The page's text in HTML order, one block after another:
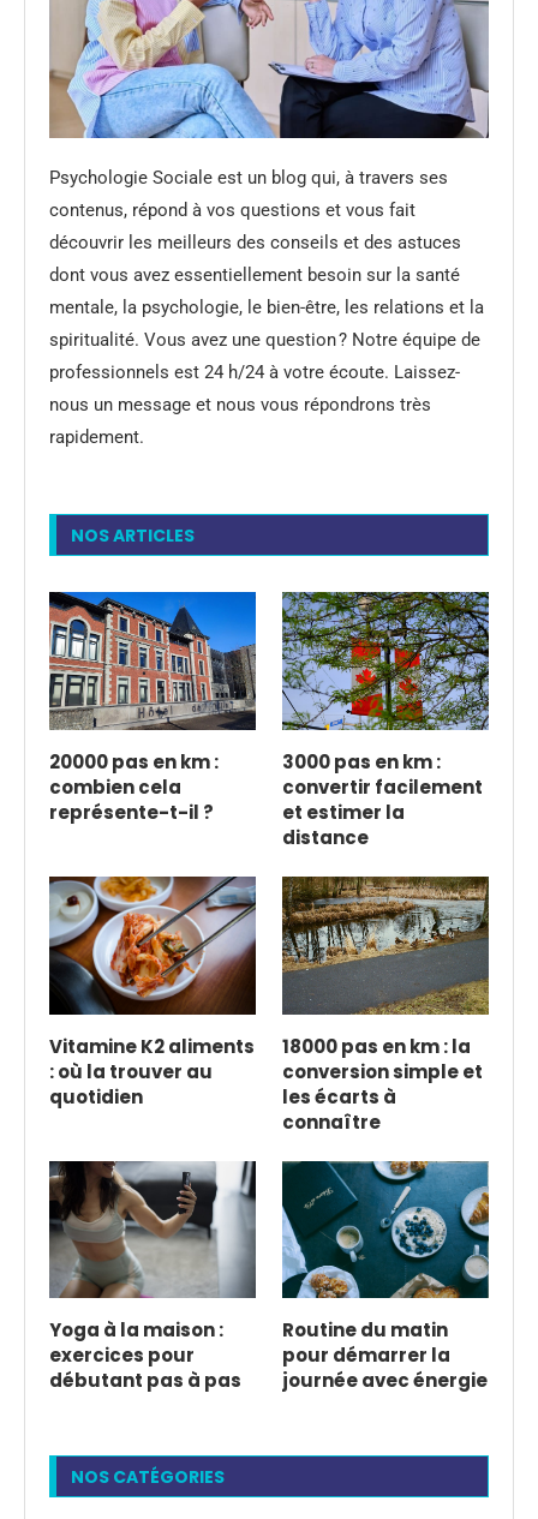
Psychologie Sociale est un blog qui, à travers ses
contenus, répond à vos questions et vous fait
découvrir les meilleurs des conseils et des astuces
dont vous avez essentiellement besoin sur la santé
mentale, la psychologie, le bien-être, les relations et la
spiritualité. Vous avez une question ? Notre équipe de
professionnels est 24 h/24 à votre écoute. Laissez-
nous un message et nous vous répondrons très
rapidement.
NOS ARTICLES
20000 pas en km :
combien cela
représente-t-il ?
3000 pas en km :
convertir facilement
et estimer la
distance
Vitamine K2 aliments
: où la trouver au
quotidien
18000 pas en km : la
conversion simple et
les écarts à
connaître
Yoga à la maison :
exercices pour
débutant pas à pas
Routine du matin
pour démarrer la
journée avec énergie
NOS CATÉGORIES